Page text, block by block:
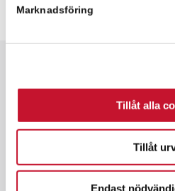
Marknadsföring
Tillåt alla
Tillåt
Endast
✓ Kontorslokal
✓ Goda kommunikationer